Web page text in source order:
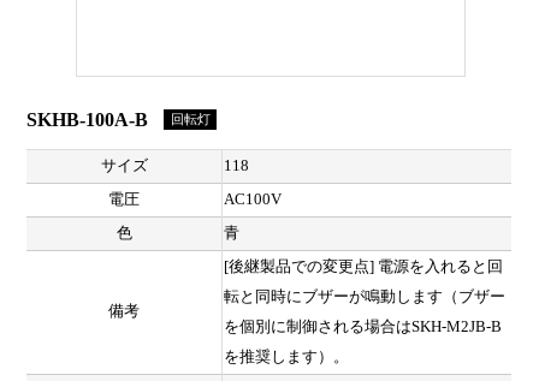
SKHB-100A-B 回転灯
サイズ
118
電圧
AC100V
色
青
備考
[後継製品での変更点] 電源を入れると回
転と同時にブザーが鳴動します（ブザー
を個別に制御される場合はSKH-M2JB-B
を推奨します）。